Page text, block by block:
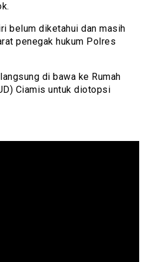
belum diketahui dan masih
penegak hukum Polres
di bawa ke Rumah
Ciamis untuk diotopsi